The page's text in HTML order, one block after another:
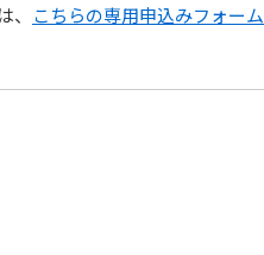
こちらの専用申込みフォーム